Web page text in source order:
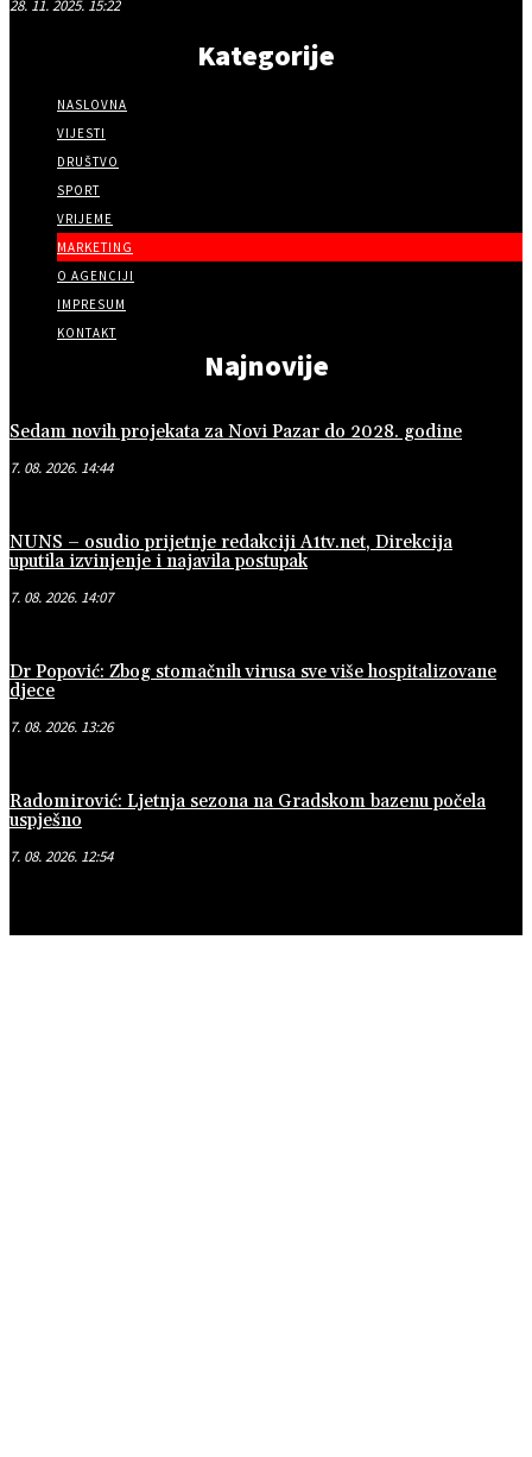
28. 11. 2025. 15:22
Kategorije
NASLOVNA
VIJESTI
DRUŠTVO
SPORT
VRIJEME
MARKETING
O AGENCIJI
IMPRESUM
KONTAKT
Najnovije
Sedam novih projekata za Novi Pazar do 2028. godine
7. 08. 2026. 14:44
NUNS – osudio prijetnje redakciji A1tv.net, Direkcija
uputila izvinjenje i najavila postupak
7. 08. 2026. 14:07
Dr Popović: Zbog stomačnih virusa sve više hospitalizovane
djece
7. 08. 2026. 13:26
Radomirović: Ljetnja sezona na Gradskom bazenu počela
uspješno
7. 08. 2026. 12:54